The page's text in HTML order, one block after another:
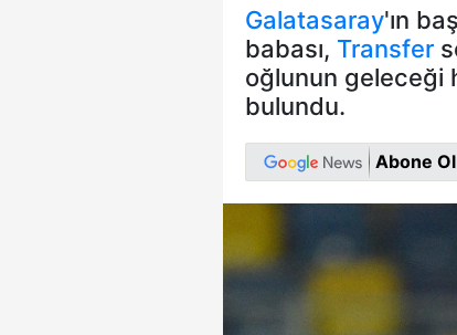
Galatasaray'ın
babası, Transfer
oğlunun geleceği
bulundu.
Abone Ol